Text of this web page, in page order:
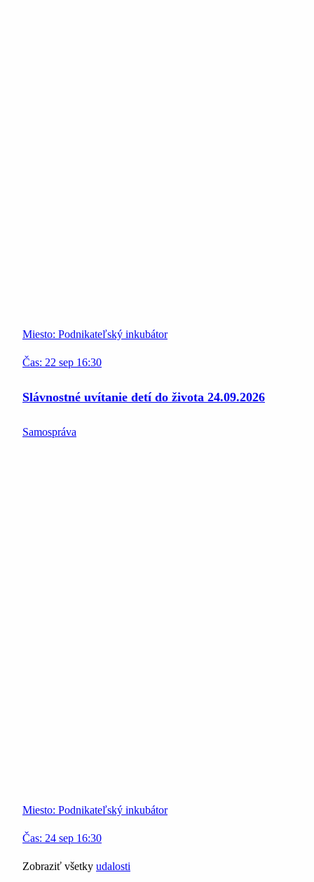
Miesto: Podnikateľský inkubátor
Čas: 22 sep 16:30
Slávnostné uvítanie detí do života 24.09.2026
Samospráva
Miesto: Podnikateľský inkubátor
Čas: 24 sep 16:30
Zobraziť všetky udalosti